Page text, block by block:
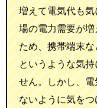
増えて電気代も
場の電力需要が
ため、携帯端末
というような気
せん。しかし、
ないように気を